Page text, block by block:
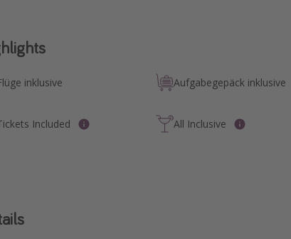
inklusive Aufgabegepäck inklusive
Included All Inclusive